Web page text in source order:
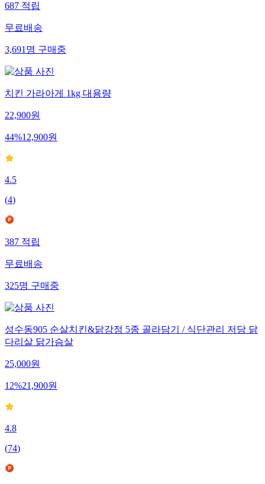
687 적립
무료배송
3,691 명 구매중
치킨 가라아게 1kg 대용량
22,900원
44%12,900원
4.5
(4)
387 적립
무료배송
325명 구매중
성수동905 순살치킨&닭강정 5종 골라담기 / 식단관리 저당 닭
다리살 닭가슴살
25,000원
12%21,900원
4.8
(74)